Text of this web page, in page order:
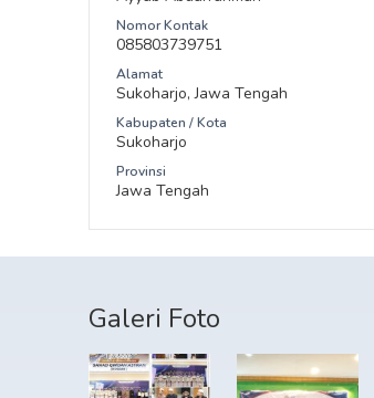
Nomor Kontak
085803739751
Alamat
Sukoharjo, Jawa Tengah
Kabupaten / Kota
Sukoharjo
Provinsi
Jawa Tengah
Galeri Foto